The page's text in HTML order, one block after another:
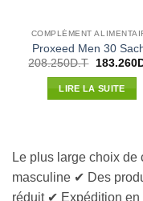
COMPLÉMENT
Proxeed Men 30
208.250D.T
Le
initial
était :
183.260
LIRE LA SUITE
Le plus large choix
masculine ✔ Des
réduit ✔ Expédition en